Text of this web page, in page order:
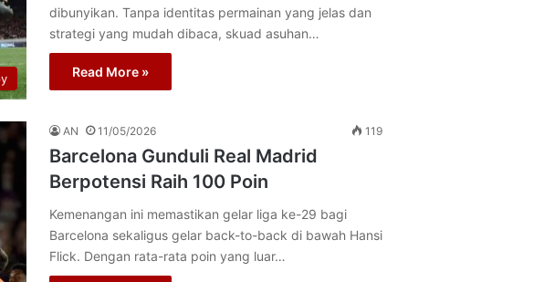
dibunyikan. Tanpa identitas permainan yang jelas dan
strategi yang mudah dibaca, skuad asuhan…
Read More »
AN 11/05/2026 119
Barcelona Gunduli Real Madrid
Berpotensi Raih 100 Poin
Kemenangan ini memastikan gelar liga ke-29 bagi
Barcelona sekaligus gelar back-to-back di bawah Hansi
Flick. Dengan rata-rata poin yang luar…